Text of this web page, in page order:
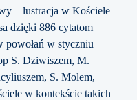
– lustracja w Kościele
dzięki 886 cytatom
powołań w styczniu
S. Dziwiszem, M.
S. Molem,
w kontekście takich